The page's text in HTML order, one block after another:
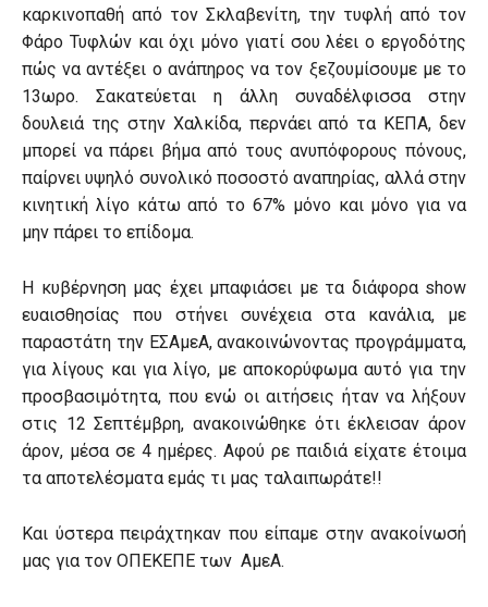
καρκινοπαθή από τον Σκλαβενίτη, την τυφλή από τον
Φάρο Τυφλών και όχι μόνο γιατί σου λέει ο εργοδότης
πώς να αντέξει ο ανάπηρος να τον ξεζουμίσουμε με το
13ωρο. Σακατεύεται η άλλη συναδέλφισσα στην
δουλειά της στην Χαλκίδα, περνάει από τα ΚΕΠΑ, δεν
μπορεί να πάρει βήμα από τους ανυπόφορους πόνους,
παίρνει υψηλό συνολικό ποσοστό αναπηρίας, αλλά στην
κινητική λίγο κάτω από το 67% μόνο και μόνο για να
μην πάρει το επίδομα.
Η κυβέρνηση μας έχει μπαφιάσει με τα διάφορα show
ευαισθησίας που στήνει συνέχεια στα κανάλια, με
παραστάτη την ΕΣΑμεΑ, ανακοινώνοντας προγράμματα,
για λίγους και για λίγο, με αποκορύφωμα αυτό για την
προσβασιμότητα, που ενώ οι αιτήσεις ήταν να λήξουν
στις 12 Σεπτέμβρη, ανακοινώθηκε ότι έκλεισαν άρον
άρον, μέσα σε 4 ημέρες. Αφού ρε παιδιά είχατε έτοιμα
τα αποτελέσματα εμάς τι μας ταλαιπωράτε!!
Και ύστερα πειράχτηκαν που είπαμε στην ανακοίνωσή
μας για τον ΟΠΕΚΕΠΕ των ΑμεΑ.